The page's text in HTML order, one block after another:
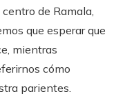
de Ramala,
que esperar que
mientras
cómo
parientes.